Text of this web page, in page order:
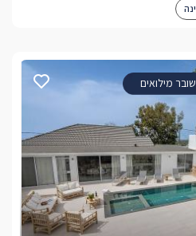
שובר מילואים